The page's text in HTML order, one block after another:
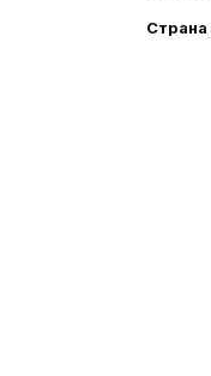
Страна